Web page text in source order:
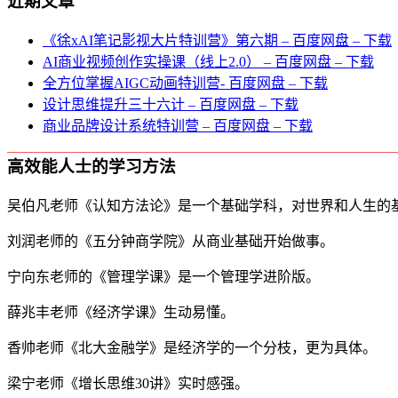
《徐xAI笔记影视大片特训营》第六期 – 百度网盘 – 下载
AI商业视频创作实操课（线上2.0） – 百度网盘 – 下载
全方位掌握AIGC动画特训营- 百度网盘 – 下载
设计思维提升三十六计 – 百度网盘 – 下载
商业品牌设计系统特训营 – 百度网盘 – 下载
高效能人士的学习方法
吴伯凡老师《认知方法论》是一个基础学科，对世界和人生的
刘润老师的《五分钟商学院》从商业基础开始做事。
宁向东老师的《管理学课》是一个管理学进阶版。
薛兆丰老师《经济学课》生动易懂。
香帅老师《北大金融学》是经济学的一个分枝，更为具体。
梁宁老师《增长思维30讲》实时感强。